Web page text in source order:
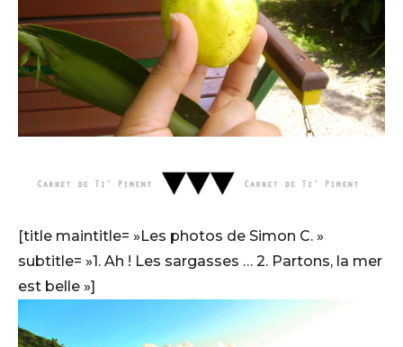
[title maintitle= »Les photos de Simon C. »
subtitle= »1. Ah ! Les sargasses … 2. Partons, la mer
est belle »]